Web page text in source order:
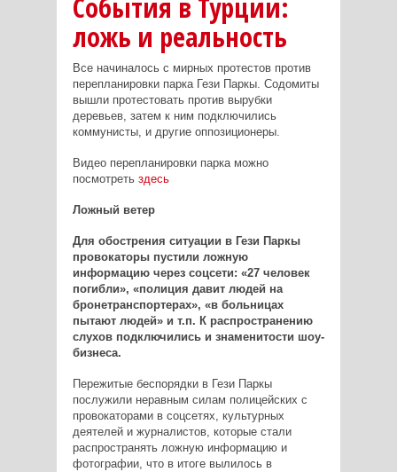
События в Турции:
ложь и реальность
Все начиналось с мирных протестов против
перепланировки парка Гези Паркы. Содомиты
вышли протестовать против вырубки
деревьев, затем к ним подключились
коммунисты, и другие оппозиционеры.
Видео перепланировки парка можно
посмотреть здесь
Ложный ветер
Для обострения ситуации в Гези Паркы
провокаторы пустили ложную
информацию через соцсети: «27 человек
погибли», «полиция давит людей на
бронетранспортерах», «в больницах
пытают людей» и т.п. К распространению
слухов подключились и знаменитости шоу-
бизнеса.
Пережитые беспорядки в Гези Паркы
послужили неравным силам полицейских с
провокаторами в соцсетях, культурных
деятелей и журналистов, которые стали
распространять ложную информацию и
фотографии, что в итоге вылилось в